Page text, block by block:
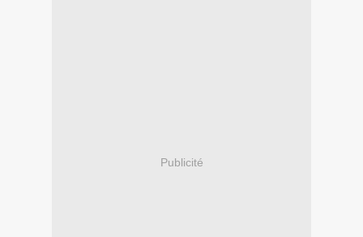
Publicité